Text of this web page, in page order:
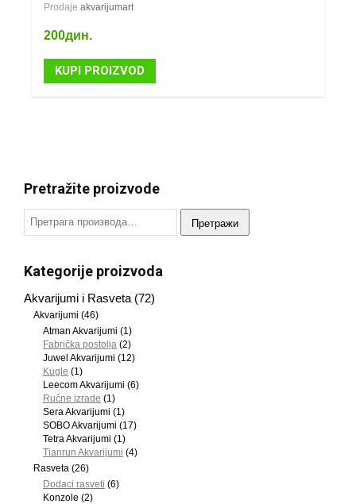
Prodaje akvarijumart
200дин.
KUPI PROIZVOD
Pretražite proizvode
Претражи
Kategorije proizvoda
Akvarijumi i Rasveta (72)
Akvarijumi (46)
Atman Akvarijumi (1)
Fabrička postolja (2)
Juwel Akvarijumi (12)
Kugle (1)
Leecom Akvarijumi (6)
Ručne izrade (1)
Sera Akvarijumi (1)
SOBO Akvarijumi (17)
Tetra Akvarijumi (1)
Tianrun Akvarijumi (4)
Rasveta (26)
Dodaci rasveti (6)
Konzole (2)